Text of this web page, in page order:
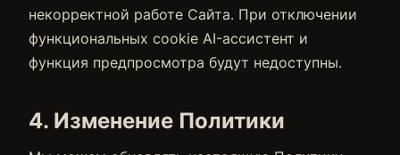
некорректной работе Сайта. При отключении
функциональных cookie AI-ассистент и
функция предпросмотра будут недоступны.
4. Изменение Политики